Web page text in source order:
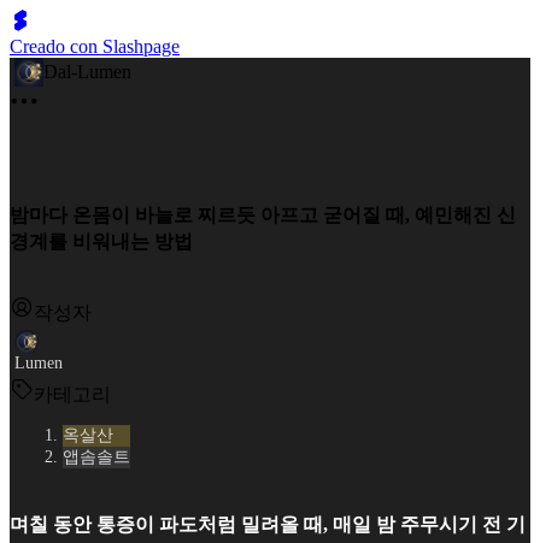
Creado con Slashpage
Dal-Lumen
밤마다 온몸이 바늘로 찌르듯 아프고 굳어질 때, 예민해진 신
경계를 비워내는 방법
작성자
Lumen
카테고리
옥살산
앱솜솔트
며칠 동안 통증이 파도처럼 밀려올 때, 매일 밤 주무시기 전 기